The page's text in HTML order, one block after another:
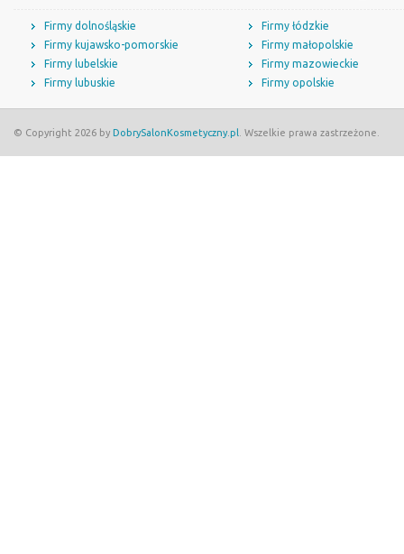
Firmy dolnośląskie
Firmy kujawsko-pomorskie
Firmy lubelskie
Firmy lubuskie
Firmy łódzkie
Firmy małopolskie
Firmy mazowieckie
Firmy opolskie
© Copyright 2026 by DobrySalonKosmetyczny.pl . Wszelkie prawa zastrzeżone.